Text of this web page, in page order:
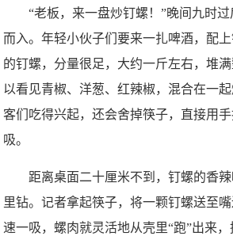
“老板，来一盘炒钉螺！”晚间九时过
而入。年轻小伙子们要来一扎啤酒，配
的钉螺，分量很足，大约一斤左右，堆
以看见青椒、洋葱、红辣椒，混合在一
客们吃得兴起，还会舍掉筷子，直接用
吸。
距离桌面二十厘米不到，钉螺的香
里钻。记者拿起筷子，将一颗钉螺送至
速一吸，螺肉就灵活地从壳里“跑”出来